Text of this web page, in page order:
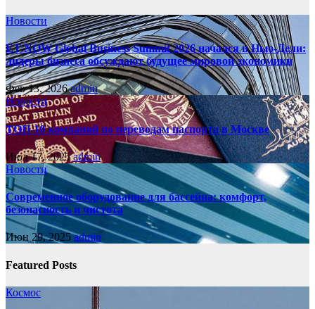
Новости
ET NOW Global Business Summit 2026 начался в Нью‑Дели:
лидеры бизнеса обсуждают будущее мировой экономики
Фев 13, 2026admin
Новости
ТОП-10 компаний по переводам паспорта в Москве
Июл 17, 2025admin
Новости
Современное оборудование для бассейна: комфорт,
безопасность и чистота
Июн 29, 2025admin
Featured Posts
Космос